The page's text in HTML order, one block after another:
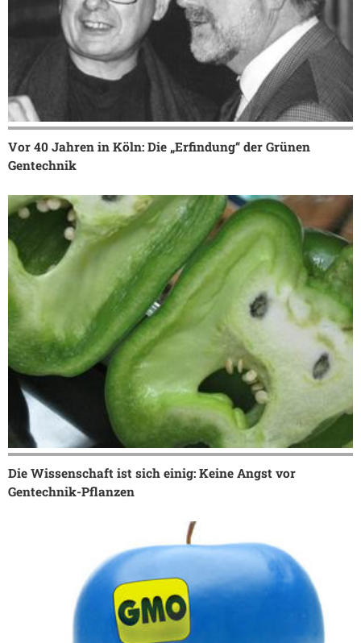
Vor 40 Jahren in Köln: Die „Erfindung“ der Grünen
Gentechnik
Die Wissenschaft ist sich einig: Keine Angst vor
Gentechnik-Pflanzen